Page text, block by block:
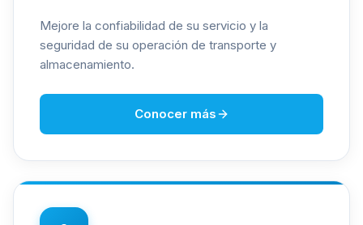
Mejore la confiabilidad de su servicio y la
seguridad de su operación de transporte y
almacenamiento.
Conocer más